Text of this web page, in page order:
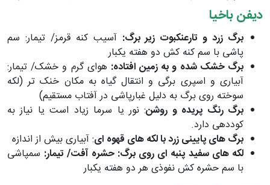
دیفن باخیا
برگ زرد و تارعنکبوت زیر برگ: آسیب کنه قرمز/ تیمار: سم
پاشی با سم کنه کش دو هفته یکبار
برگ خشک شده و به زمین افتاده: هوای گرم و خشک/ تیمار:
آبیاری و اسپری برگی و انتقال گیاه به مکان خنک تر (لکه
سوخته روی برگ به دلیل غبارپاشی در آفتاب مستقیم)
برگ رنگ پریده و روشن: نور یا سرما زیاد است یا نیاز به
کوددهی دارد.
برگ های پایینی زرد با لکه های قهوه ای: آبیاری بیش از اندازه
لکه های سفید پنبه ای روی برگ: حشره آفت/ تیمار: سمپاشی
با سم حشره کش نفوذی هر دو هفته یکبار